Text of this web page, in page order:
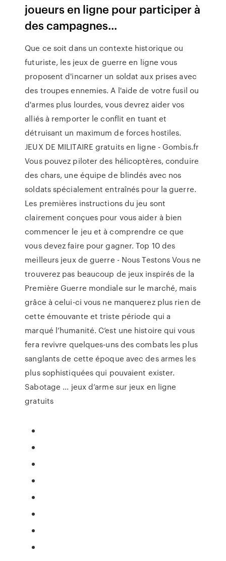
joueurs en ligne pour participer à
des campagnes...
Que ce soit dans un contexte historique ou
futuriste, les jeux de guerre en ligne vous
proposent d'incarner un soldat aux prises avec
des troupes ennemies. A l'aide de votre fusil ou
d'armes plus lourdes, vous devrez aider vos
alliés à remporter le conflit en tuant et
détruisant un maximum de forces hostiles.
JEUX DE MILITAIRE gratuits en ligne - Gombis.fr
Vous pouvez piloter des hélicoptères, conduire
des chars, une équipe de blindés avec nos
soldats spécialement entraînés pour la guerre.
Les premières instructions du jeu sont
clairement conçues pour vous aider à bien
commencer le jeu et à comprendre ce que
vous devez faire pour gagner. Top 10 des
meilleurs jeux de guerre - Nous Testons Vous ne
trouverez pas beaucoup de jeux inspirés de la
Première Guerre mondiale sur le marché, mais
grâce à celui-ci vous ne manquerez plus rien de
cette émouvante et triste période qui a
marqué l’humanité. C’est une histoire qui vous
fera revivre quelques-uns des combats les plus
sanglants de cette époque avec des armes les
plus sophistiquées qui pouvaient exister.
Sabotage ... jeux d’arme sur jeux en ligne
gratuits